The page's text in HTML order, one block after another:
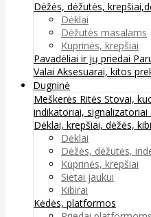
Dėžės, dėžutės,
Dėklai
Dėžutės masalams
Kuprinės, krepšiai
Pavadėliai ir jų priedai
Valai Aksesuarai, kitos
Dugninė
Meškerės Ritės Stovai,
indikatoriai, signalizatoriai
Dėklai, krepšiai, dėžės,
Dėklai
Dėžės, dėžutės,
Kuprinės, krepšiai
Sietai jaukui
Kibirai
Kėdės, platformos